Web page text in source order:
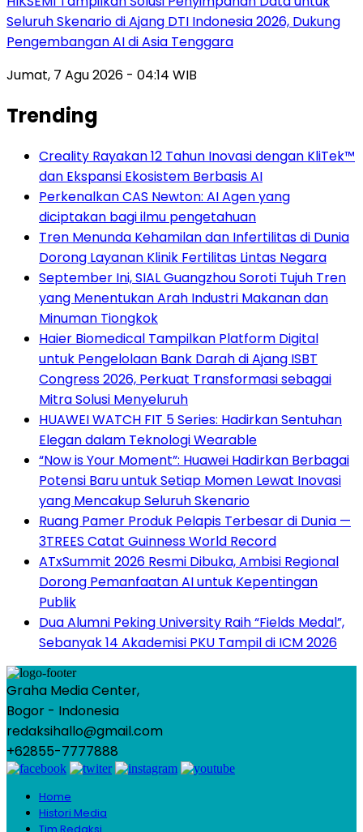
Seluruh Skenario di Ajang DTI Indonesia 2026, Dukung
Pengembangan AI di Asia Tenggara
Jumat, 7 Agu 2026 - 04:14 WIB
Trending
Creality Rayakan 12 Tahun Inovasi dengan KliTek™
dan Ekspansi Ekosistem Berbasis AI
Perkenalkan CAS Newton: AI Agen yang
diciptakan bagi ilmu pengetahuan
Tren Menunda Kehamilan dan Infertilitas di Dunia
Dorong Layanan Klinik Fertilitas Lintas Negara
September Ini, SIAL Guangzhou Soroti Tujuh Tren
yang Menentukan Arah Industri Makanan dan
Minuman Tiongkok
Haier Biomedical Tampilkan Platform Digital
untuk Pengelolaan Bank Darah di Ajang ISBT
Congress 2026, Perkuat Transformasi sebagai
Mitra Solusi Menyeluruh
HUAWEI WATCH FIT 5 Series: Hadirkan Sentuhan
Elegan dalam Teknologi Wearable
“Now is Your Moment”: Huawei Hadirkan Berbagai
Potensi Baru untuk Setiap Momen Lewat Inovasi
yang Mencakup Seluruh Skenario
Ruang Pamer Produk Pelapis Terbesar di Dunia —
3TREES Catat Guinness World Record
ATxSummit 2026 Resmi Dibuka, Ambisi Regional
Dorong Pemanfaatan AI untuk Kepentingan
Publik
Dua Alumni Peking University Raih “Fields Medal”,
Sebanyak 14 Akademisi PKU Tampil di ICM 2026
Graha Media Center,
Bogor - Indonesia
redaksihallo@gmail.com
+62855-7777888
Home
Histori Media